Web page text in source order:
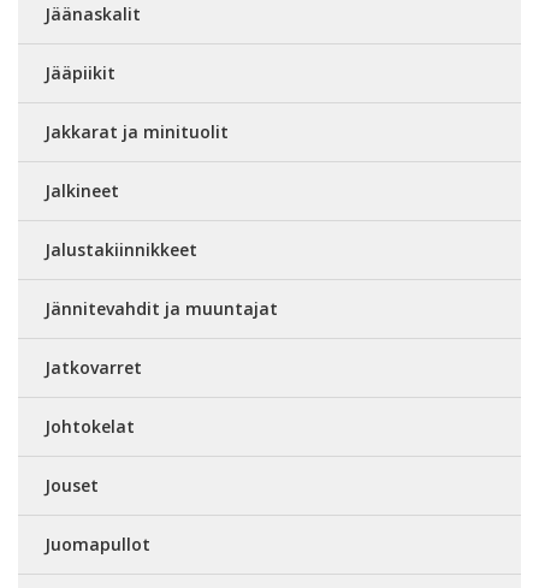
Jäänaskalit
Jääpiikit
Jakkarat ja minituolit
Jalkineet
Jalustakiinnikkeet
Jännitevahdit ja muuntajat
Jatkovarret
Johtokelat
Jouset
Juomapullot